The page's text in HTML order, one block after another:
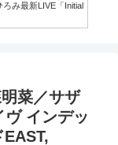
み最新LIVE「Initial
菜／サザ
ヴ インデッ